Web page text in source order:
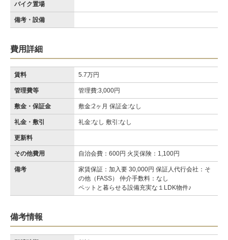
バイク置場
備考・設備
費用詳細
賃料 5.7万円
管理費等 管理費:3,000円
敷金・保証金 敷金:2ヶ月 保証金:なし
礼金・敷引 礼金:なし 敷引:なし
更新料
その他費用 自治会費：600円 火災保険：1,100円
備考
家賃保証：加入要 30,000円 保証人代行会社：そ
の他（FASS） 仲介手数料：なし
ペットと暮らせる設備充実な１LDK物件♪
備考情報